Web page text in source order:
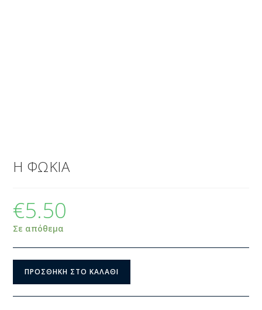
Η ΦΩΚΙΑ
€5.50
Σε απόθεμα
ΠΡΟΣΘΉΚΗ ΣΤΟ ΚΑΛΆΘΙ